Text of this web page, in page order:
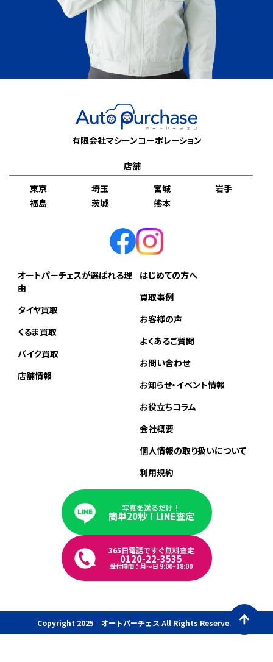
有限会社マシーンコーポレーション
店舗
東京
埼玉 宮城
岩手
福島
茨城 熊本
オートパーチェスが選ばれる理
由
タイヤ買取
くるま買取
バイク買取
店舗情報
はじめての方へ
買取事例
お客様の声
よくあるご質問
お問い合わせ
お知らせ・イベント情報
お役立ちコラム
会社概要
個人情報の取り扱いについて
利用規約
写真を送るだけ！
簡単20秒！LINE査定
365日電話ですぐ無料査定
0120-22-3535
受付時間：月〜日 9:00~18:00
Copyright 2025 オートパーチェス All Rights Reserved.